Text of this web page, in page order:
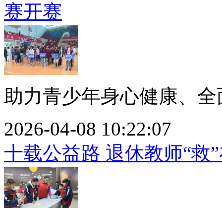
赛开赛
助力青少年身心健康、
2026-04-08 10:22:07
十载公益路 退休教师“救